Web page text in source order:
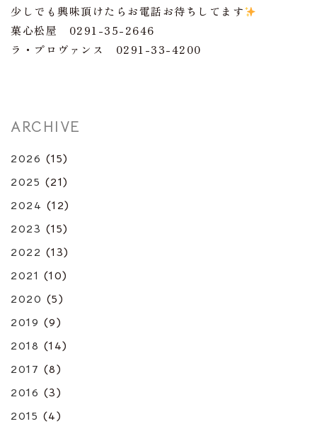
少しでも興味頂けたらお電話お待ちしてます
菓心松屋 0291-35-2646
ラ・プロヴァンス 0291-33-4200
ARCHIVE
2026 (15)
2025 (21)
2024 (12)
2023 (15)
2022 (13)
2021 (10)
2020 (5)
2019 (9)
2018 (14)
2017 (8)
2016 (3)
2015 (4)